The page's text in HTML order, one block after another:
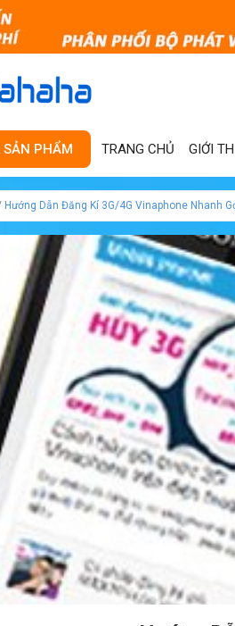
SẢN PHẨM TRANG CHỦ GIỚI
Hướng Dẫn Đăng Kí 3G/4G Vinaphone Nhanh